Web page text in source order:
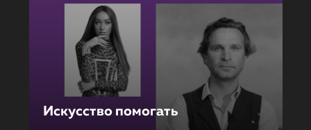
Искусство помогать